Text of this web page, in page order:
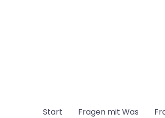
Start Fragen mit Was